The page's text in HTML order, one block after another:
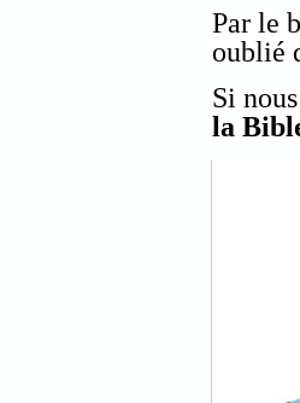
Si
la
Par le
oublié